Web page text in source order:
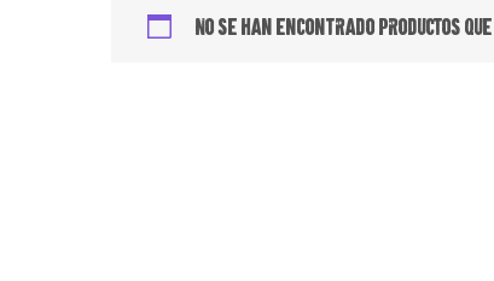
No se han encontrado productos